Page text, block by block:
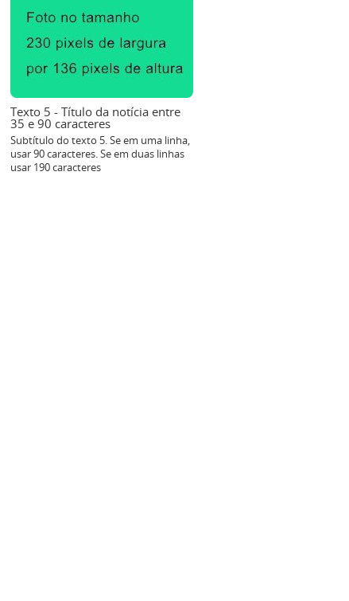
Texto 5 - Título da notícia entre
35 e 90 caracteres
Subtítulo do texto 5. Se em uma linha,
usar 90 caracteres. Se em duas linhas
usar 190 caracteres